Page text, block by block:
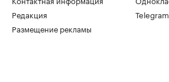
Редакция
Размещение рекламы
Telegram